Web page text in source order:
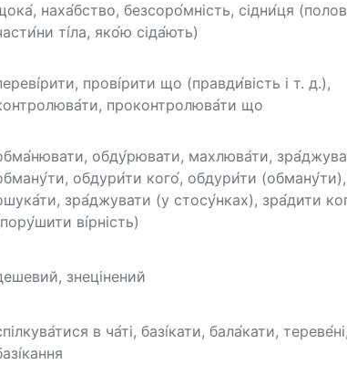
наха́бство, безсоро́мність, сідни́ця
ті́ла, яко́ю сіда́ють)
прові́рити що (правди́вість і т. д.),
проконтролюва́ти що
обду́рювати, махлюва́ти,
обдури́ти кого́, обдури́ти (обману́ти),
зра́джувати (у стосу́нках), зра́дити
ві́рність)
знецінений
в ча́ті, базі́кати, бала́кати, тереве́ні,